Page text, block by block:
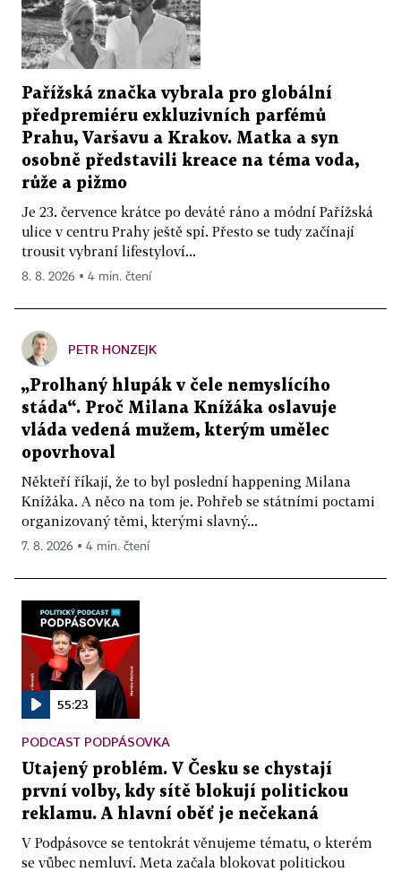
Pařížská značka vybrala pro globální
předpremiéru exkluzivních parfémů
Prahu, Varšavu a Krakov. Matka a syn
osobně představili kreace na téma voda,
růže a pižmo
Je 23. července krátce po deváté ráno a módní Pařížská
ulice v centru Prahy ještě spí. Přesto se tudy začínají
trousit vybraní lifestyloví...
8. 8. 2026 ▪ 4 min. čtení
PETR HONZEJK
„Prolhaný hlupák v čele nemyslícího
stáda“. Proč Milana Knížáka oslavuje
vláda vedená mužem, kterým umělec
opovrhoval
Někteří říkají, že to byl poslední happening Milana
Knížáka. A něco na tom je. Pohřeb se státními poctami
organizovaný těmi, kterými slavný...
7. 8. 2026 ▪ 4 min. čtení
55:23
PODCAST PODPÁSOVKA
Utajený problém. V Česku se chystají
první volby, kdy sítě blokují politickou
reklamu. A hlavní oběť je nečekaná
V Podpásovce se tentokrát věnujeme tématu, o kterém
se vůbec nemluví. Meta začala blokovat politickou